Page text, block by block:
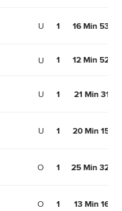
U 1 16 Min
U 1 12 Min
U 1 21 Min
U 1 20 Min
O 1 25 Min
O 1 13 Min